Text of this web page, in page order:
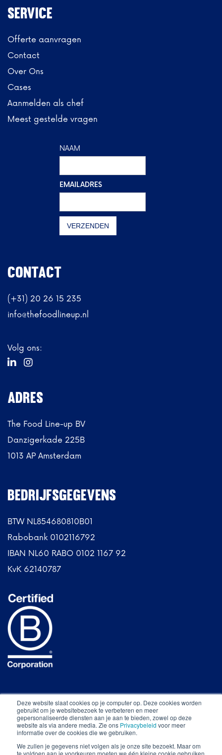
Deze website slaat cookies op je computer op. Deze cookies worden
gebruikt om je websitebezoek te verbeteren en meer
gepersonaliseerde diensten aan je aan te bieden, zowel op deze
website als via andere media. Zie ons Privacybeleid voor meer
informatie over de cookies die we gebruiken.
We zullen je gegevens niet volgen als je onze site bezoekt. Maar om
te voldoen aan je voorkeuren moeten we één kleine cookie gebruiken
Service
Offerte aanvragen
Contact
Over Ons
Cases
Aanmelden als chef
Meest gestelde vragen
CONTACT
(+31) 20 26 15 235
info@thefoodlineup.nl
Volg ons:
 
ADRES
The Food Line-up BV
Danzigerkade 225B
1013 AP Amsterdam
BEDRIJFSGEGEVENS
BTW NL854680810B01
Rabobank 0102116792
IBAN NL60 RABO 0102 1167 92
KvK 62140787
NAAM
EMAILADRES
Alle rechten voorbehouden © The Food Line-Up
2026.